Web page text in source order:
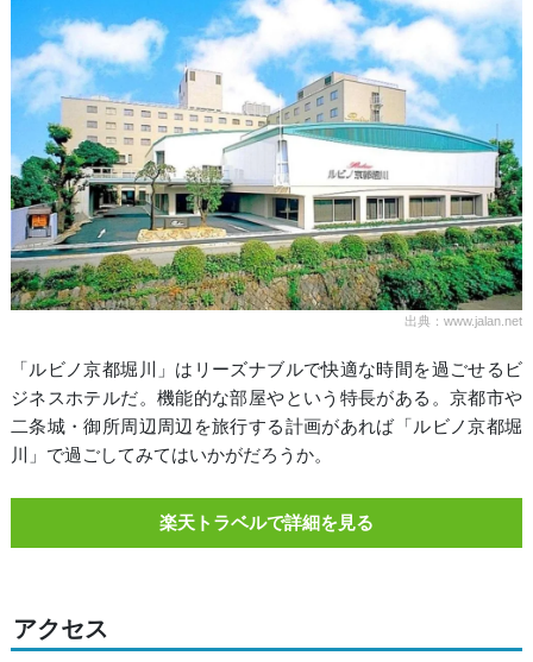
出典：www.jalan.net
「ルビノ京都堀川」はリーズナブルで快適な時間を過ごせるビ
ジネスホテルだ。機能的な部屋やという特長がある。京都市や
二条城・御所周辺周辺を旅行する計画があれば「ルビノ京都堀
川」で過ごしてみてはいかがだろうか。
楽天トラベルで詳細を見る
アクセス